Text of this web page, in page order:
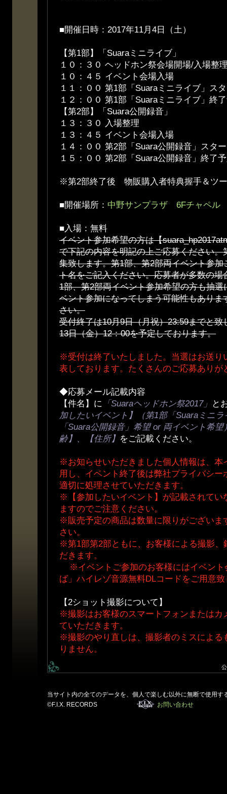
■開催日時：2017年11月4日（土）
【第1部】「Suaraミニライブ」
１０：３０ ヘッドホン祭会場開場/入場整
１０：４５ イベント会場入場
１１：００ 第1部「Suaraミニライブ」ス
１２：００ 第1部「Suaraミニライブ」終
【第2部】「Suara公開録音」
１３：３０ 入場整理
１３：４５ イベント会場入場
１４：００ 第2部「Suara公開録音」スタ
１５：００ 第2部「Suara公開録音」終了
※第2部終了後 物販購入者特典握手＆ツ
■開催場所： 中野サンプラザ 6Fチャペル
■入場：無料
イベント参加希望の方は【
で下記の内容を明記の上ご応募ください。
集致します。第1部、第2部両イベント参
ト名をご記入ください。応募者が多数の場
1部、第2部両イベント参加希望の方も抽
ベント参加になってしまう可能性もありま
さい。
受付終了は10月9日（月祝）23:59までと致
13日（金）12：00を予定しております。
※受付は終了いたしました。当選はお送り
表しております。たくさんのご応募ありが
◆応募メール記載内容
【件名】に 「Suaraヘッドホン祭2017」 と
加したいイベント】（第1部「Suaraミニ
「Suara公開録音」希望 or 両イベント希
齢】、【住所】 をご記載ください。
※お知らせいただきました個人情報は、本
用し、イベント終了後は弊社プライバシー
適切に処理させていただきます。
※【参加したいイベント】が記載されてい
ますのでご注意ください。
※販売予定の商品は数量に限りがございま
さい。
※第1部第2部ともに、お客様による撮影、
だきます。
※イベントご参加のお客様にはイベン
ば」ハイレゾ音源無料DLコードをご用意
【2ショット撮影について】
※撮影はお客様のスマートフォンまたはカ
ていただきます。
※撮影のやり直しは、撮影者のミスによる
りません。
当サイト内の全てのデータを、個人で楽しむ以外に無断で使用す
©F.I.X. RECORDS
お問い合わせ